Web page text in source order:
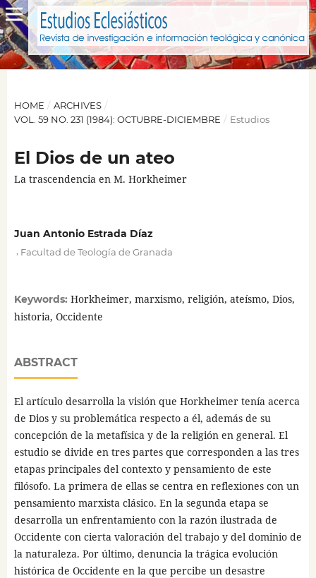
HOME / ARCHIVES /
VOL. 59 NO. 231 (1984): OCTUBRE-DICIEMBRE / Estudios
El Dios de un ateo
La trascendencia en M. Horkheimer
Juan Antonio Estrada Díaz
Facultad de Teología de Granada
Keywords: Horkheimer, marxismo, religión, ateísmo, Dios,
historia, Occidente
ABSTRACT
El artículo desarrolla la visión que Horkheimer tenía acerca
de Dios y su problemática respecto a él, además de su
concepción de la metafísica y de la religión en general. El
estudio se divide en tres partes que corresponden a las tres
etapas principales del contexto y pensamiento de este
filósofo. La primera de ellas se centra en reflexiones con un
pensamiento marxista clásico. En la segunda etapa se
desarrolla un enfrentamiento con la razón ilustrada de
Occidente con cierta valoración del trabajo y del dominio de
la naturaleza. Por último, denuncia la trágica evolución
histórica de Occidente en la que percibe un desastre